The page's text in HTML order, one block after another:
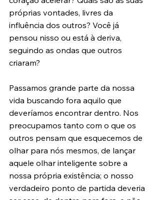
próprias vontades, livres da
influência dos outros? Você já
pensou nisso ou está à deriva,
seguindo as ondas que outros
criaram?
Passamos grande parte da nossa
vida buscando fora aquilo que
deveríamos encontrar dentro. Nos
preocupamos tanto com o que os
outros pensam que esquecemos de
olhar para nós mesmos, de lançar
aquele olhar inteligente sobre a
nossa própria existência; o nosso
verdadeiro ponto de partida deveria